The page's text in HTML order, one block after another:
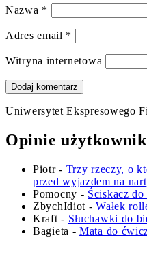
Nazwa *
Adres email *
Witryna internetowa
Uniwersytet Ekspresowego
Opinie
Piotr- Trzy rzeczy, o
przed wyjazdem na
Pomocny - Ściskacz
ZbychIdiot -Wałek
Kraft - Słuchawki do
Bagieta -Mata do